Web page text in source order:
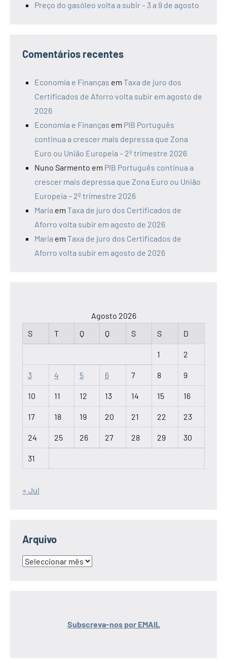
Preço do gasóleo volta a subir – 3 a 9 de agosto
Comentários recentes
Economia e Finanças em Taxa de juro dos
Certificados de Aforro volta subir em agosto de
2026
Economia e Finanças em PIB Português
continua a crescer mais depressa que Zona
Euro ou União Europeia – 2º trimestre 2026
Nuno Sarmento em PIB Português continua a
crescer mais depressa que Zona Euro ou União
Europeia – 2º trimestre 2026
Maria em Taxa de juro dos Certificados de
Aforro volta subir em agosto de 2026
Maria em Taxa de juro dos Certificados de
Aforro volta subir em agosto de 2026
Agosto 2026
S
T Q Q S S D
1 2
3 4 5 6 7 8 9
10 11 12 13 14 15 16
17 18 19 20 21 22 23
24 25 26 27 28 29 30
31
« Jul
Arquivo
Arquivo
Subscreva-nos por EMAIL